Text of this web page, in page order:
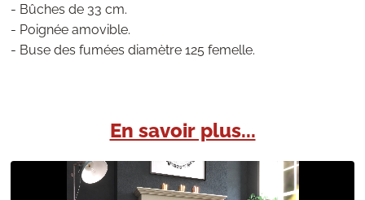
- Bûches de 33 cm.
- Poignée amovible.
- Buse des fumées diamètre 125 femelle.
En savoir plus...